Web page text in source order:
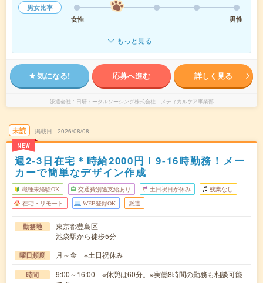
男女比率
女性
男性
もっと見る
気になる! 応募へ進む 詳しく見る
派遣会社 日研トータルソーシング株式会社 メディカルケア事業部
未読
NEW
掲載日 2026/08/08
週2-3日在宅＊時給2000円！9-16時勤務！メー
カーで簡単なデザイン作成
職種未経験OK 交通費別途支給あり 土日祝日が休み 残業なし
在宅・リモート WEB登録OK 派遣
勤務地
東京都豊島区
池袋駅から徒歩5分
曜日頻度 月～金 ※土日祝休み
時間
9:00～16:00 ※休憩は60分。※実働8時間の勤務も相談可能